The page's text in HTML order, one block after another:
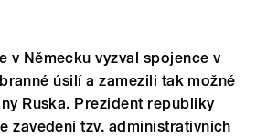
v Německu vyzval spojence v
úsilí a zamezili tak možné
Ruska. Prezident republiky
zavedení tzv. administrativních